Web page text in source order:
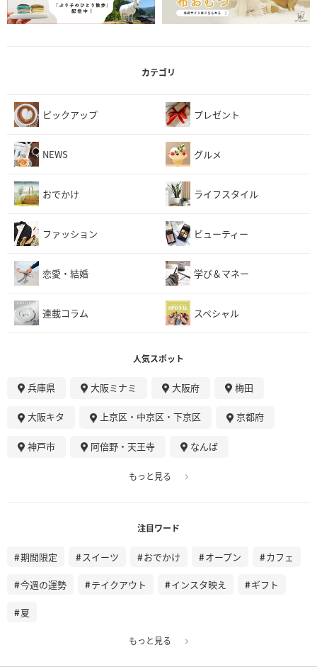
カテゴリ
ピックアップ プレゼント
NEWS グルメ
おでかけ ライフスタイル
ファッション ビューティー
恋愛・結婚 学び＆マネー
連載コラム スペシャル
人気スポット
兵庫県 大阪ミナミ 大阪府 梅田
大阪キタ 上京区・中京区・下京区 京都府
神戸市 阿倍野・天王寺 なんば
もっと見る
注目ワード
期間限定 スイーツ おでかけ オープン カフェ
今週の運勢 テイクアウト インスタ映え ギフト
夏
もっと見る